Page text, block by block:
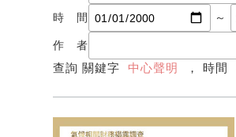
時 間 ～
作 者
查詢 關鍵字中心聲明 ， 時間